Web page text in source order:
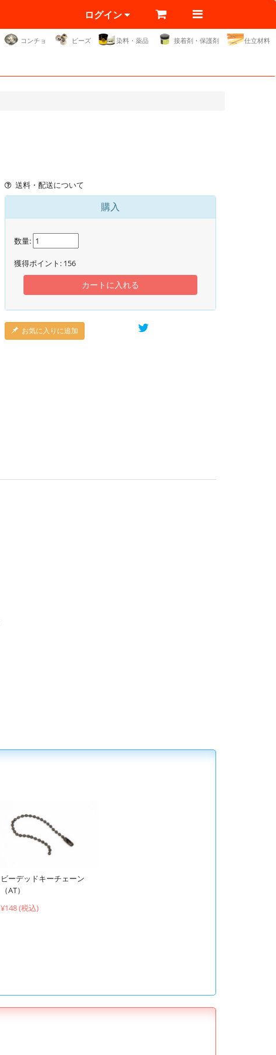
ログイン
コンチョ ビーズ 染料・薬品 接着剤・保護剤 仕立材料
送料・配送について
購入
数量:
獲得ポイント: 156
カートに入れる
お気に入りに追加
ビーデッドキーチェーン
（AT）
¥148 (税込)